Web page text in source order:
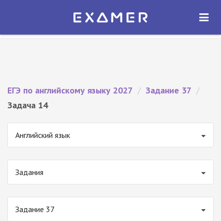
Экзамер — ЕГЭ 2027
ОТКРЫТЬ
ЕГЭ по английскому языку 2027 / Задание 37 /
Задача 14
Английский язык
Задания
Задание 37